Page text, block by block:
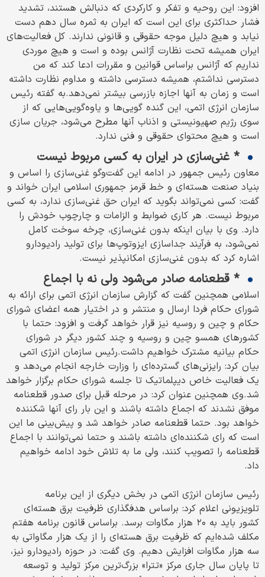
افزود: این روحیه و تفکر و کارکردی که دنبالش هستند، تشدید
فشار حداکثری برای این است که ایران به ثمره سال دهم دست
نیابد و هیچ دلیل موجه حقوقی و قانونی ندارند. کل فعالیت‌های
ایران همیشه تحت نظارت آژانس بوده و است و هیچ موردی
نداریم که آژانس براساس قوانین و مقررات ادعا کند که من
دسترسی نداشتم، همیشه دسترسی داشته و مداوم نظارت داشته
است و زمان به آنها اجازه بازرسی بیشتر نمی‌دهد.به گفته رئیس
سازمان انرژی اتمی، این گنده گویی‌ها و یاوه‌گویی‌هایی که از
سوی رژیم صهیونیستی و اذناب آنها مطرح می‌شود، جریان سازی
است و هیچ محتوای حقوقی و فنی ندارد.
* غنی‌سازی در ایران به کسی مربوط نیست
معاون رئیس جمهور در ادامه این گفت‌وگو غنی‌سازی را اساس و
بنیاد صنعت هسته‌ای و خط قرمز جمهوری اسلامی ایران خواند و
گفت: کسی نمی‌تواند بگوید که ایران حق غنی‌سازی ندارد، به کسی
مربوط نیست. هر کاری ضوابط و الزامات و چارچوب خودش را
دارد. وی با بیان اینکه بدون غنی‌سازی، چرخه سوخت کامل
نمی‌شود، به فرآیند جداسازی ایزوتوپ‌ها برای تولید رادیودارو
اشاره کرد که بدون غنی‌سازی امکانپذیر نیست.
* قطعنامه صادر می‌شود ولی نه با اجماع
اسلامی همچنین گفت که گزارش سازمان انرژی اتمی برای ارائه به
شورای حکام فردا ارسال و منتشر و در اختیار همه اعضای شورای
حکام و چین و روسیه نیز قرار خواهد گرفت و افزود: حتما با
کشورهای همسو چین و روسیه و چند کشور دیگر در شورای
حکام بیانیه مشترک خواهیم داشت.رئیس سازمان انرژی اتمی
بیان کرد: رایزنی‌های گسترده‌ای را وزارت خارجه انجام می‌دهد و
یک فعالیت خاص دیپلماتیک تا جلسه شورای حکام برگزار خواهد
شد.وی همچنین عنوان کرد: در مرحله قبل برای صدور قطعنامه
موفق نشدند که اجماع داشته باشند و این بار رای آنها شکننده
خواهد بود. حتما قطعنامه صادر خواهد شد و پیش‌بینی ما این
است که رای شکننده‌ای داشته باشند و حتما نمی‌توانند با اجماع
قطعنامه را تصویب کنند، ولی ما به تلاش خود ادامه خواهیم
داد.
رئیس سازمان انرژی اتمی در بخش دیگری از این برنامه
تلویزیونی اعلام کرد: براساس هدفگذاری ظرفیت برق هسته‌ای
کشور باید به ۲۰ هزار مگاوات برسد. براساس قانون برنامه هفتم
مکلف شده‌ایم که ظرفیت برق هسته‌ای را از یک هزار مگاواتی به
سه هزار مگاوات افزایش دهیم. وی گفت: در حوزه رادیودارو نیز،
تا پایان سال جاری مرکز «تترا» بزرگ‌ترین مرکز تولید و توسعه